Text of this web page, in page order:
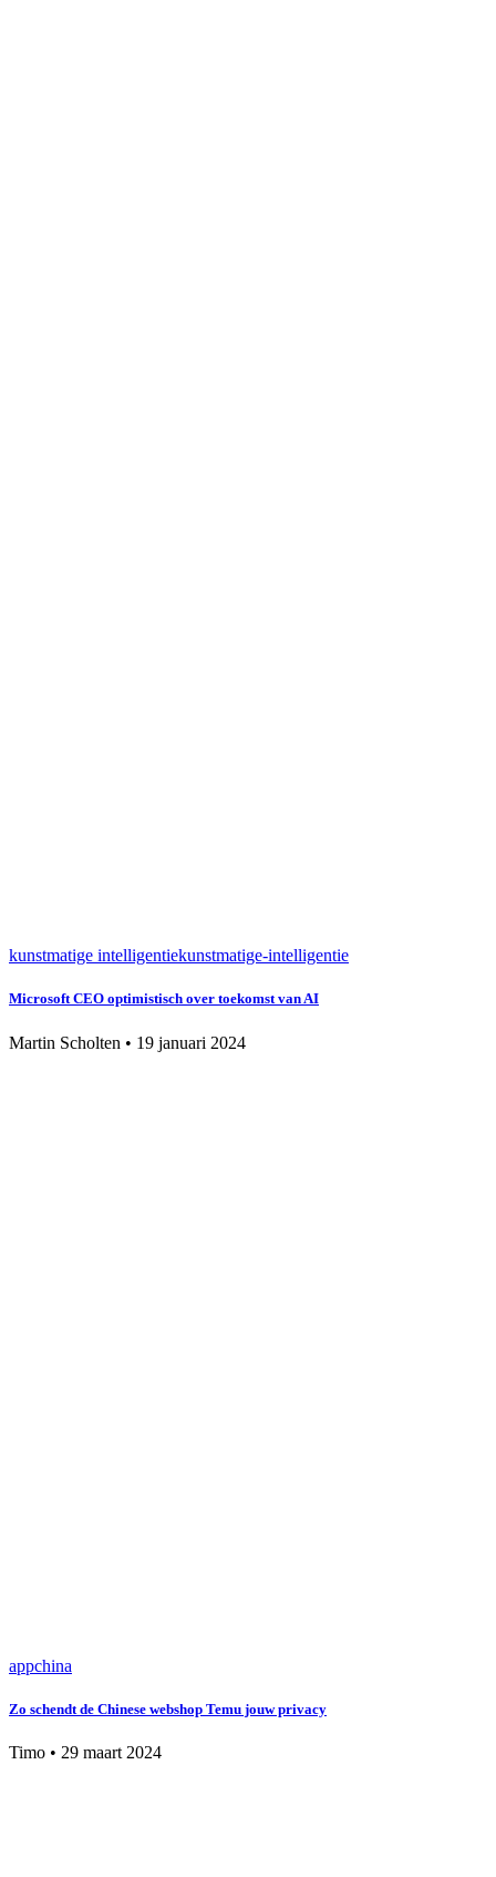
kunstmatige intelligentiekunstmatige-intelligentie
Microsoft CEO optimistisch over toekomst van AI
Martin Scholten • 19 januari 2024
appchina
Zo schendt de Chinese webshop Temu jouw privacy
Timo • 29 maart 2024